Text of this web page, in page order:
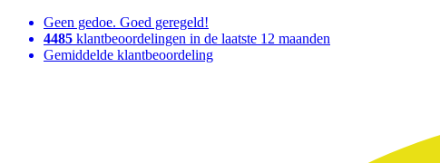
Geen gedoe. Goed geregeld!
4485 klantbeoordelingen in de laatste 12 maanden
Gemiddelde klantbeoordeling